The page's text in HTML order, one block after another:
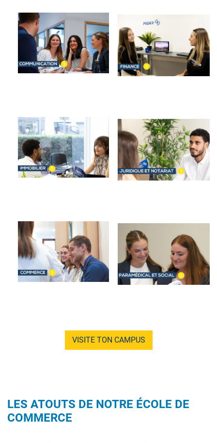
Image
Image
Image Image
VISITE TON CAMPUS
LES ATOUTS DE NOTRE ÉCOLE DE
COMMERCE